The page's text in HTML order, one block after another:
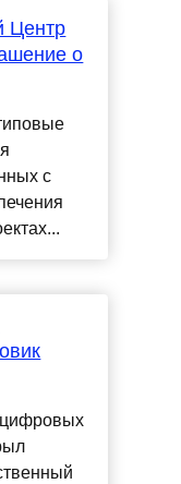
Центр
о
с
цифровых